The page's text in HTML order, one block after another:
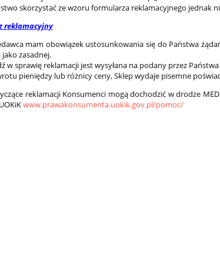
skorzystać ze wzoru formularza reklamacyjnego jednak
reklamacyjny
mam obowiązek ustosunkowania się do Państwa
zasadnej.
w sprawię reklamacji jest wysyłana na podany przez
pieniędzy lub różnicy ceny, Sklep wydaje pisemne
reklamacji Konsumenci mogą dochodzić w drodze
www.prawakonsumenta.uokik.gov.pl/pomoc/